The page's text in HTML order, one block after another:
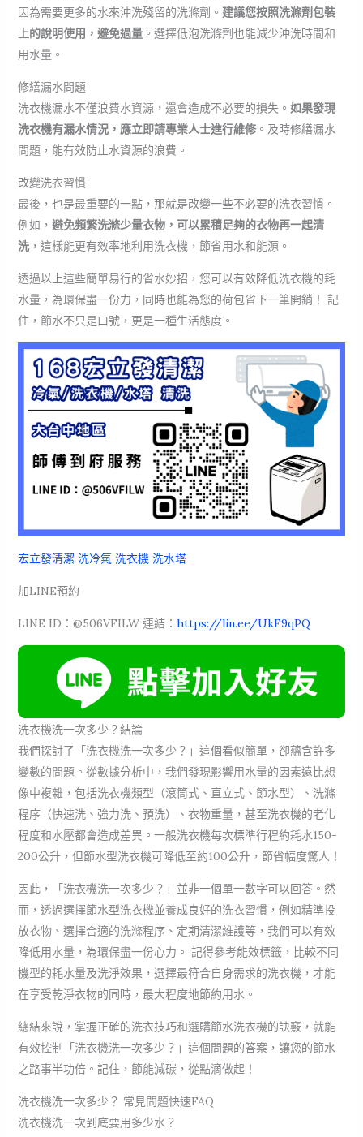
因為需要更多的水來沖洗殘留的洗滌劑。 建議您按照洗滌劑包裝
上的說明使用，避免過量。選擇低泡洗滌劑也能減少沖洗時間和
用水量。
修繕漏水問題
洗衣機漏水不僅浪費水資源，還會造成不必要的損失。 如果發現
洗衣機有漏水情況，應立即請專業人士進行維修。及時修繕漏水
問題，能有效防止水資源的浪費。
改變洗衣習慣
最後，也是最重要的一點，那就是改變一些不必要的洗衣習慣。
例如， 避免頻繁洗滌少量衣物，可以累積足夠的衣物再一起清
洗，這樣能更有效率地利用洗衣機，節省用水和能源。
透過以上這些簡單易行的省水妙招，您可以有效降低洗衣機的耗
水量，為環保盡一份力，同時也能為您的荷包省下一筆開銷！ 記
住，節水不只是口號，更是一種生活態度。
宏立發清潔 洗冷氣 洗衣機 洗水塔
加LINE預約
LINE ID：@506VFILW 連結： https://lin.ee/UkF9qPQ
洗衣機洗一次多少？結論
我們探討了「洗衣機洗一次多少？」這個看似簡單，卻蘊含許多
變數的問題。從數據分析中，我們發現影響用水量的因素遠比想
像中複雜，包括洗衣機類型（滾筒式、直立式、節水型）、洗滌
程序（快速洗、強力洗、預洗）、衣物重量，甚至洗衣機的老化
程度和水壓都會造成差異。一般洗衣機每次標準行程約耗水150-
200公升，但節水型洗衣機可降低至約100公升，節省幅度驚人！
因此，「洗衣機洗一次多少？」並非一個單一數字可以回答。然
而，透過選擇節水型洗衣機並養成良好的洗衣習慣，例如精準投
放衣物、選擇合適的洗滌程序、定期清潔維護等，我們可以有效
降低用水量，為環保盡一份心力。 記得參考能效標籤，比較不同
機型的耗水量及洗淨效果，選擇最符合自身需求的洗衣機，才能
在享受乾淨衣物的同時，最大程度地節約用水。
總結來說，掌握正確的洗衣技巧和選購節水洗衣機的訣竅，就能
有效控制「洗衣機洗一次多少？」這個問題的答案，讓您的節水
之路事半功倍。記住，節能減碳，從點滴做起！
洗衣機洗一次多少？ 常見問題快速FAQ
洗衣機洗一次到底要用多少水？